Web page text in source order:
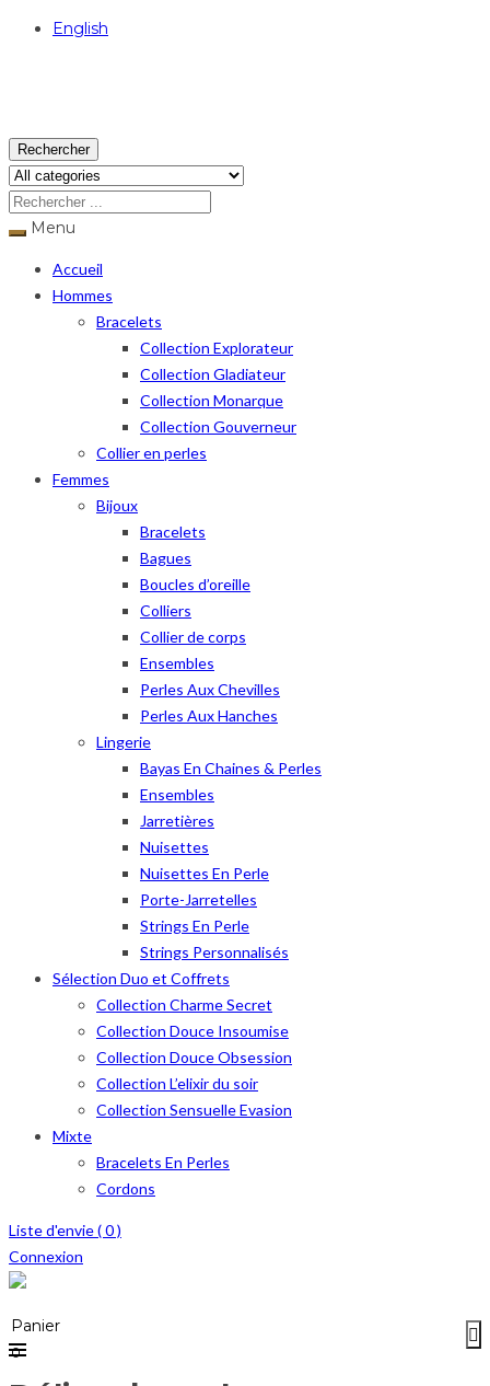
English
Rechercher
Menu
Accueil
Hommes
Bracelets
Collection Explorateur
Collection Gladiateur
Collection Monarque
Collection Gouverneur
Collier en perles
Femmes
Bijoux
Bracelets
Bagues
Boucles d’oreille
Colliers
Collier de corps
Ensembles
Perles Aux Chevilles
Perles Aux Hanches
Lingerie
Bayas En Chaines & Perles
Ensembles
Jarretières
Nuisettes
Nuisettes En Perle
Porte-Jarretelles
Strings En Perle
Strings Personnalisés
Sélection Duo et Coffrets
Collection Charme Secret
Collection Douce Insoumise
Collection Douce Obsession
Collection L’elixir du soir
Collection Sensuelle Evasion
Mixte
Bracelets En Perles
Cordons
Liste d'envie (0)
Connexion
Panier
0